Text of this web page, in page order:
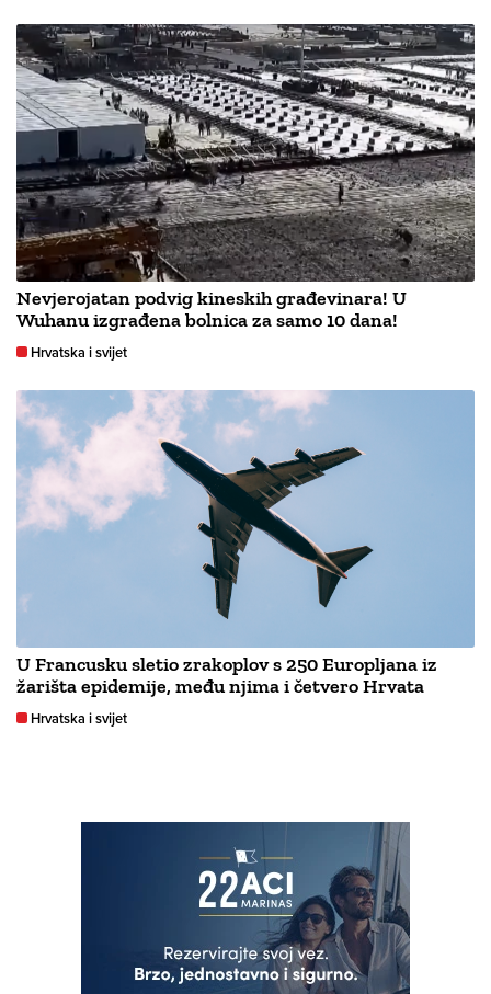
Nevjerojatan podvig kineskih građevinara! U
Wuhanu izgrađena bolnica za samo 10 dana!
Hrvatska i svijet
U Francusku sletio zrakoplov s 250 Europljana iz
žarišta epidemije, među njima i četvero Hrvata
Hrvatska i svijet
PROGNOZA VREMENA
VRIJEME Toplinski val dolazi
svome kraju? Meteorologinja
otkrila gdje će biti kiše i
pljuskova